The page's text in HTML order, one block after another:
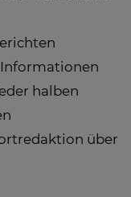
halben
über